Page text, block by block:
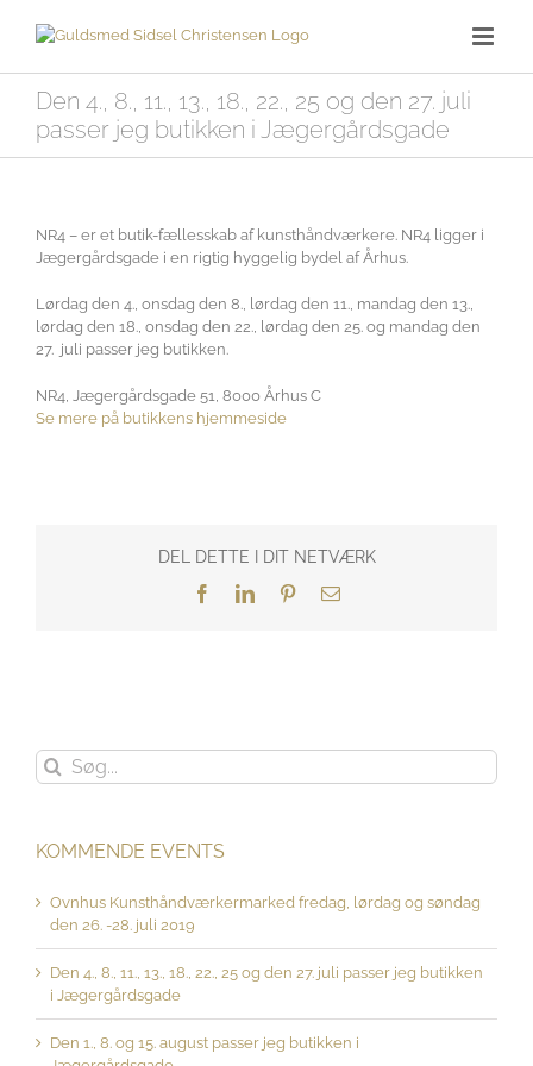
Den 4., 8., 11., 13., 18., 22., 25 og den 27. juli
passer jeg butikken i Jægergårdsgade
NR4 – er et butik-fællesskab af kunsthåndværkere. NR4 ligger i
Jægergårdsgade i en rigtig hyggelig bydel af Århus.
Lørdag den 4., onsdag den 8., lørdag den 11., mandag den 13.,
lørdag den 18., onsdag den 22., lørdag den 25. og mandag den
27. juli passer jeg butikken.
NR4, Jægergårdsgade 51, 8000 Århus C
Se mere på butikkens hjemmeside
DEL DETTE I DIT NETVÆRK
FacebookLinkedInPinterest
E-
Søg
efter:
KOMMENDE EVENTS
Ovnhus Kunsthåndværkermarked fredag, lørdag og søndag
den 26. -28. juli 2019
Den 4., 8., 11., 13., 18., 22., 25 og den 27. juli passer jeg butikken
i Jægergårdsgade
Den 1., 8. og 15. august passer jeg butikken i